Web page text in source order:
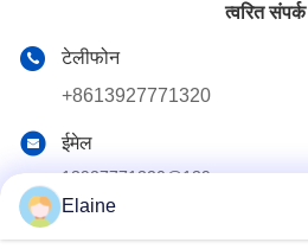
त्वरित संपर्क
टेलीफोन
+8613927771320
ईमेल
13927771320@139.com
पता
Elaine